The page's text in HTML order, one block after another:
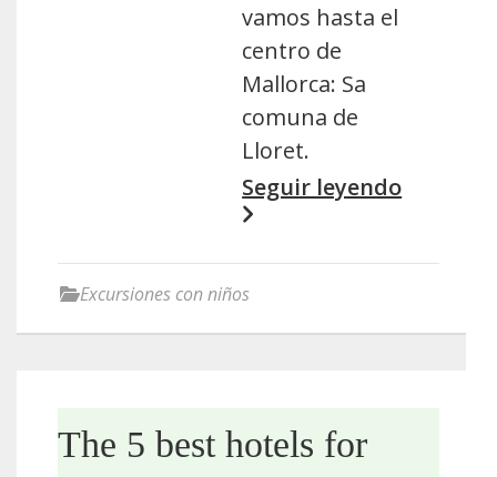
vamos hasta el
centro de
Mallorca: Sa
comuna de
Lloret.
Seguir leyendo
Excursiones con niños
The 5 best hotels for